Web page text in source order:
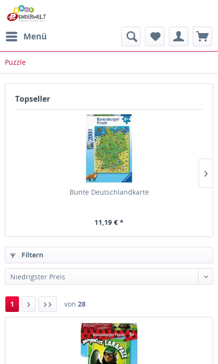
Menü
Puzzle
Topseller
Bunte Deutschlandkarte
11,19 € *
Filtern
1 von 28